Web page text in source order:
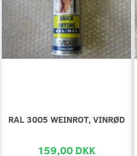
RAL 3005 WEINROT, VINRØD
159,00 DKK